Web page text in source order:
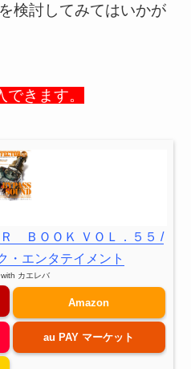
検討してみてはいかが
できます。
ＢＯＯＫ ＶＯＬ．５５ /
・エンタテイメント
カエレバ
Amazon
au PAY マーケット